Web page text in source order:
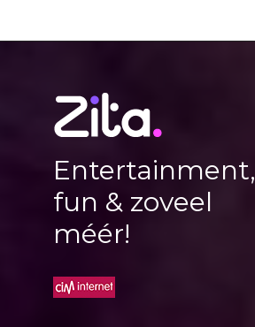
Entertainment,
fun & zoveel
méér!